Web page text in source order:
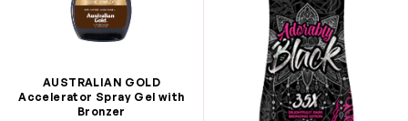
AUSTRALIAN GOLD
Accelerator Spray Gel with
Bronzer